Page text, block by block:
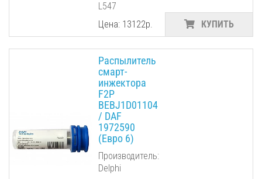
L547
Цена: 13122р.
КУПИТЬ
Распылитель
смарт-
инжектора
F2P
BEBJ1D01104
/ DAF
1972590
(Евро 6)
Производитель:
Delphi